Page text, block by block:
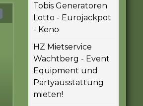
Tobis Generatoren
Lotto - Eurojackpot
- Keno
HZ Mietservice
Wachtberg - Event
Equipment und
Partyausstattung
mieten!